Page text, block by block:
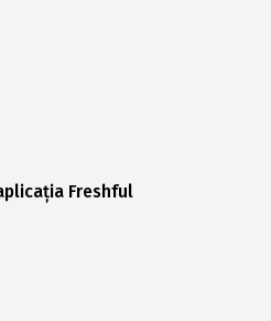
Freshful